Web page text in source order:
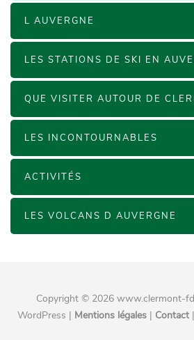
L AUVERGNE
LES STATIONS DE SKI EN
QUE VISITER AUTOUR DE
LES INCONTOURNABLES
ACTIVITÉS
LES VOLCANS D AUVERGNE
Copyright © 2026 www.clermont-
WordPress | Mentions légales| Contact|